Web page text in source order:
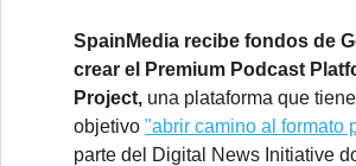
SpainMedia recibe fondos de
crear el Premium Podcast
Project, una plataforma que
objetivo "abrir camino al formato
parte del Digital News Initiative